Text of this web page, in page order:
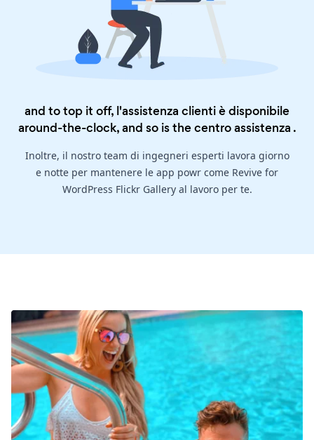
and to top it off, l'assistenza clienti è disponibile
around-the-clock, and so is thecentro assistenza .
Inoltre, il nostro team di ingegneri esperti lavora giorno
e notte per mantenere le app powr come Revive for
WordPress Flickr Gallery al lavoro per te.